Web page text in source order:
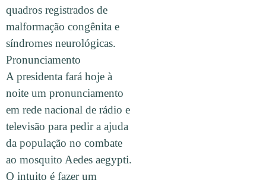
quadros registrados de
malformação congênita e
síndromes neurológicas.
Pronunciamento
A presidenta fará hoje à
noite um pronunciamento
em rede nacional de rádio e
televisão para pedir a ajuda
da população no combate
ao mosquito Aedes aegypti.
O intuito é fazer um